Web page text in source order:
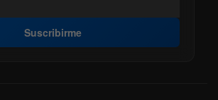
Suscribirme